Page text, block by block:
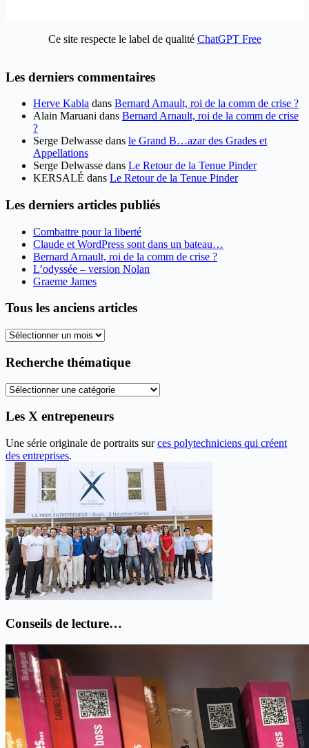
Ce site respecte le label de qualité ChatGPT Free
Les derniers commentaires
Herve Kabla dans Bernard Arnault, roi de la comm de crise ?
Alain Maruani dans Bernard Arnault, roi de la comm de crise
?
Serge Delwasse dans le Grand B…azar des Grades et
Appellations
Serge Delwasse dans Le Retour de la Tenue Pinder
KERSALÉ dans Le Retour de la Tenue Pinder
Les derniers articles publiés
Combattre pour la liberté
Claude et WordPress sont dans un bateau…
Bernard Arnault, roi de la comm de crise ?
L’odyssée – version Nolan
Graeme James
Tous les anciens articles
Tous
anciens
Recherche thématique
Recherche
Les X entrepeneurs
Une série originale de portraits surces polytechniciens qui créent
des entreprises.
Conseils de lecture…